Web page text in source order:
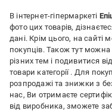
В інтернет-гіпермаркеті
фото цих товарів,
дані. Крім цього, на сайті
покупців. Також тут
різних тем і подивитися
товари категорії . Для
розпродажі та знижки з
нас, Ви отримаєте
від виробника, зможете